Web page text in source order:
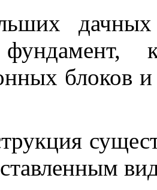
блоков